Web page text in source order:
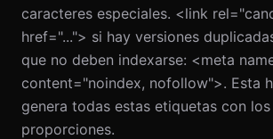
caracteres especiales. <link
href="..."> si hay versiones
que no deben indexarse: <meta
content="noindex, nofollow">. Esta
genera todas estas etiquetas con
proporciones.